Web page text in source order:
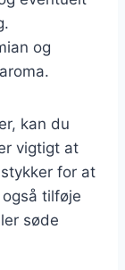
og
kan du
vigtigt at
for at
tilføje
søde